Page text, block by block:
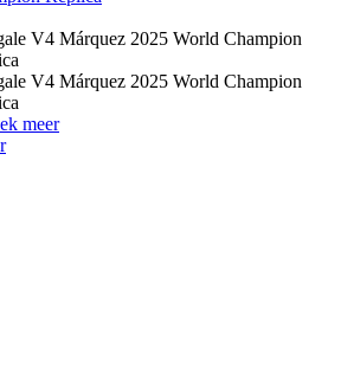
V4 Márquez 2025 World Champion
V4 Márquez 2025 World Champion
meer